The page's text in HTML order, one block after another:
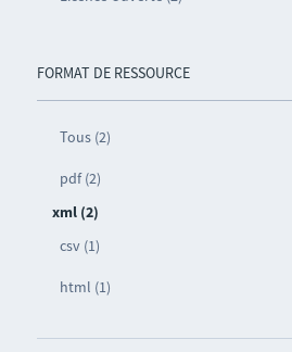
FORMAT DE RESSOURCE
Tous (2)
pdf (2)
xml (2)
csv (1)
html (1)